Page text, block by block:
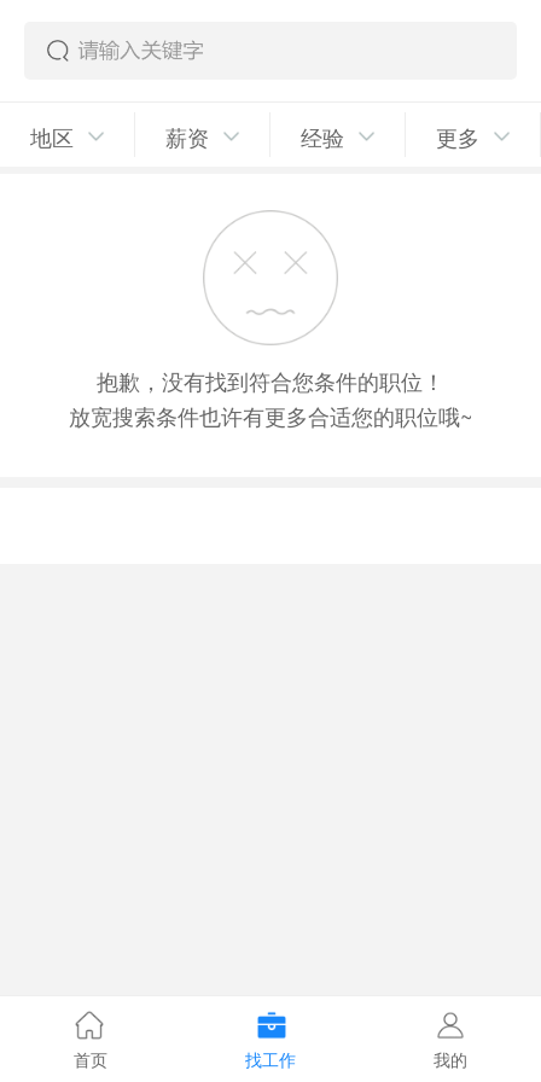
地区 薪资 经验 更多
抱歉，没有找到符合您条件的职位！
放宽搜索条件也许有更多合适您的职位哦~
首页 找工作 我的